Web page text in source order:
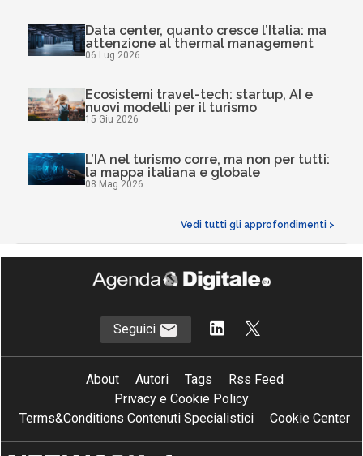
Data center, quanto cresce l’Italia: ma
attenzione al thermal management
06 Lug 2026
Ecosistemi travel-tech: startup, AI e
nuovi modelli per il turismo
15 Giu 2026
L’IA nel turismo corre, ma non per tutti:
la mappa italiana e globale
08 Mag 2026
Vedi tutti gli approfondimenti >
Seguici
About Autori Tags
Rss Feed
Privacy e Cookie Policy
Terms&Conditions Contenuti Specialistici
Cookie Center